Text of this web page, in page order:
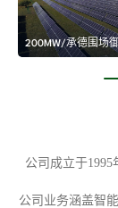
安徽五河540MW/
项目
公司成立于
公司业务涵盖智